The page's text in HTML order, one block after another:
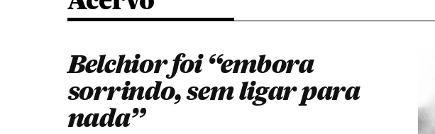
Belchior foi “embora
sorrindo, sem ligar para
nada”